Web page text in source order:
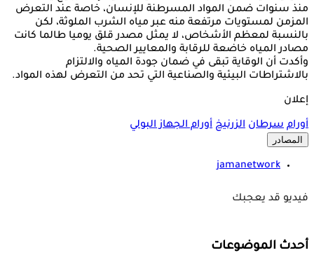
منذ سنوات ضمن المواد المسرطنة للإنسان، خاصة عند التعرض
المزمن لمستويات مرتفعة منه عبر مياه الشرب الملوثة، لكن
بالنسبة لمعظم الأشخاص، لا يمثل مصدر قلق يوميا طالما كانت
مصادر المياه خاضعة للرقابة والمعايير الصحية.
وأكدت أن الوقاية تبقى في ضمان جودة المياه والالتزام
بالاشتراطات البيئية والصناعية التي تحد من التعرض لهذه المواد.
إعلان
أورام سرطان الزرنيخ أورام الجهاز البولي
المصادر
jamanetwork
فيديو قد يعجبك
أحدث الموضوعات